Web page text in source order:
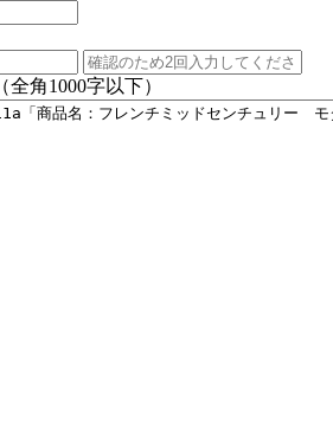
（全角1000字以下）